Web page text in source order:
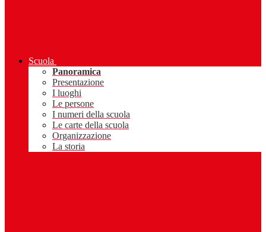
Scuola
Panoramica
Presentazione
I luoghi
Le persone
I numeri della scuola
Le carte della scuola
Organizzazione
La storia